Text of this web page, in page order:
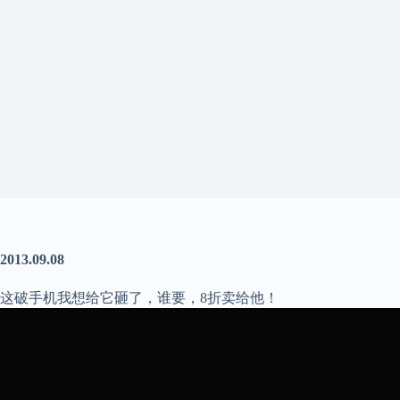
2013.09.08
这破手机我想给它砸了，谁要，8折卖给他！